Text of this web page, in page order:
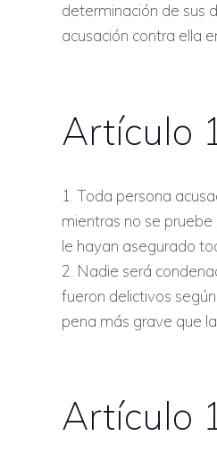
determinación de sus
acusación contra ella
Artículo
1. Toda persona
mientras no se pruebe
le hayan asegurado
2. Nadie será
fueron delictivos
pena más grave que
Artículo